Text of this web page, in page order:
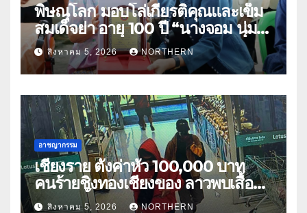
พิษณุโลก มอบโล่เกียรติคุณและเข็ม
สมเด็จย่า อายุ 100 ปี “นางจอม นุ่ม
เนตร” ตำบลบ้านกร่าง อำเภอเมือง
สิงหาคม 5, 2026 NORTHERN
อาชญากรรม
เชียงราย ตั้งค่าหัว 100,000 บาท
คนร้ายชิงทองเชียงของ ลาวพบเสื้อผ้า
คนร้ายตั้งจุดตรวจตามเส้นทาง
สิงหาคม 5, 2026 NORTHERN